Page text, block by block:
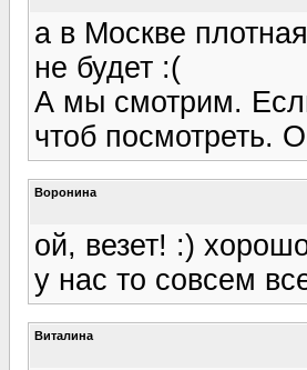
а в Москве
не будет :(
А мы смотрим.
чтоб посмотреть.
Воронина
ой, везет! :)
у нас то совсем
Виталина